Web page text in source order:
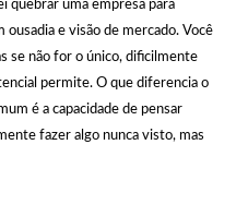
quebrar uma empresa para
ousadia e visão de mercado. Você
se não for o único, dificilmente
permite. O que diferencia o
é a capacidade de pensar
fazer algo nunca visto, mas